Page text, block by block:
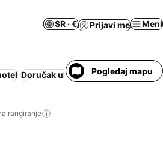
SR · € Prijavi me Meni
Doručak uključen u cenuPogledaj mapu
rangiranje